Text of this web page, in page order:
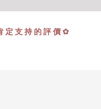
定 支 持 的 評 價✿